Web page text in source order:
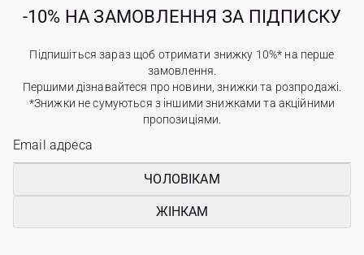
-10% НА ЗАМОВЛЕННЯ ЗА ПІДПИСКУ
Підпишіться зараз щоб отримати знижку 10%* на перше
замовлення.
Першими дізнавайтеся про новини, знижки та розпродажі.
*Знижки не сумуються з іншими знижками та акційними
пропозиціями.
ЧОЛОВІКАМ
ЖІНКАМ